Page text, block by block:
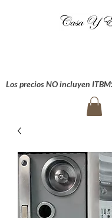
Los precios NO incluyen